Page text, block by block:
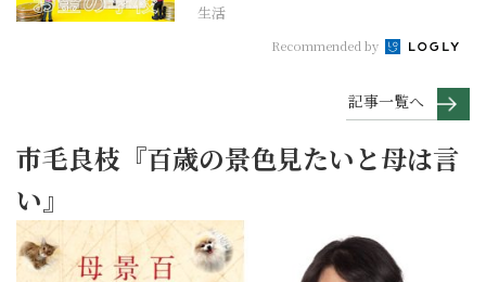
生活
Recommended by
記事一覧へ
市毛良枝『百歳の景色見たいと母は言
い』